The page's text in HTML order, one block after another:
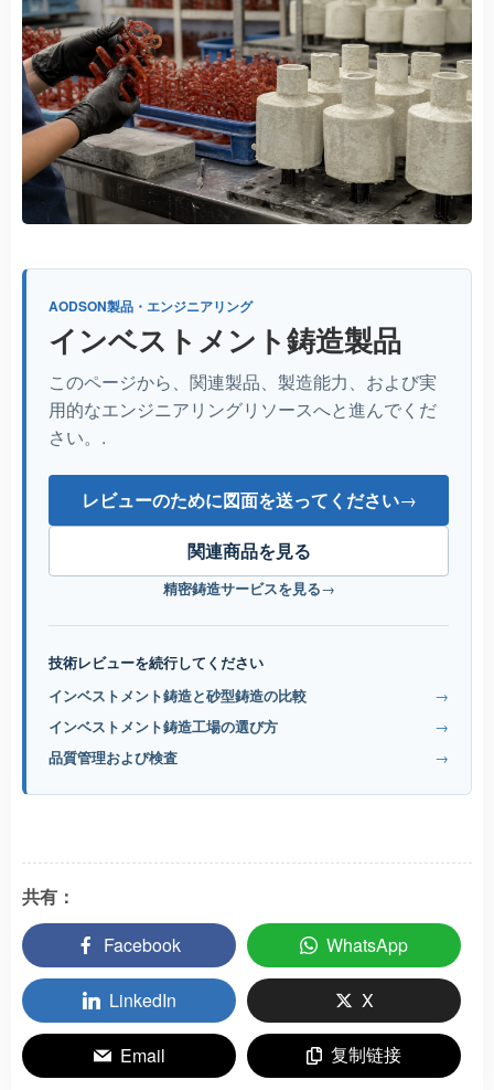
AODSON製品・エンジニアリング
インベストメント鋳造製品
このページから、関連製品、製造能力、および実
用的なエンジニアリングリソースへと進んでくだ
さい。.
レビューのために図面を送ってください→
関連商品を見る
精密鋳造サービスを見る→
技術レビューを続行してください
インベストメント鋳造と砂型鋳造の比較
→
インベストメント鋳造工場の選び方
→
品質管理および検査
→
共有：
Facebook
WhatsApp
LinkedIn X
Email 复制链接